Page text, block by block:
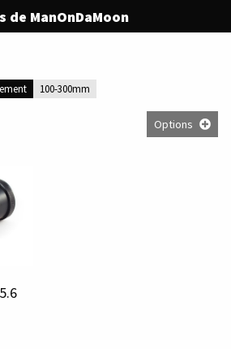
de ManOnDaMoon
100-300mm
Options